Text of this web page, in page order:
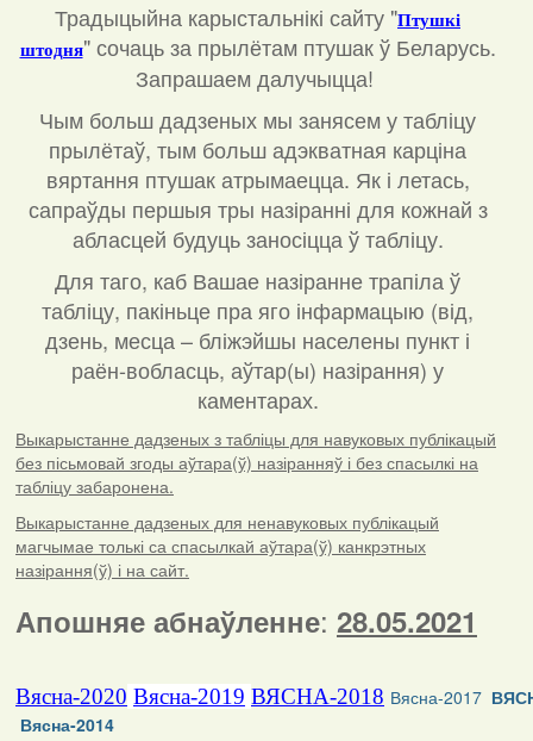
Традыцыйна карыстальнікі сайту "Птушкі
штодня" сочаць за прылётам птушак ў Беларусь.
Запрашаем далучыцца!
Чым больш дадзеных мы занясем у табліцу
прылётаў, тым больш адэкватная карціна
вяртання птушак атрымаецца. Як і летась,
сапраўды першыя тры назіранні для кожнай з
абласцей будуць заносіцца ў табліцу.
Для таго, каб Вашае назіранне трапіла ў
табліцу, пакіньце пра яго інфармацыю (від,
дзень, месца – бліжэйшы населены пункт і
раён-вобласць, аўтар(ы) назірання) у
каментарах.
Выкарыстанне дадзеных з табліцы для навуковых публікацый
без пісьмовай згоды аўтара(ў) назіранняў і без спасылкі на
табліцу забаронена.
Выкарыстанне дадзеных для ненавуковых публікацый
магчымае толькі са спасылкай аўтара(ў) канкрэтных
назірання(ў) і на сайт.
Апошняе абнаўленне: 28.05.2021
Вясна-2020 Вясна-2019 ВЯСНА-2018 Вясна-2017
Вясна-2014